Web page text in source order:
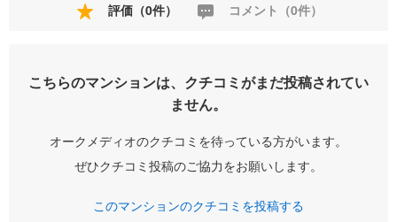
評価（0件） コメント（0件）
こちらのマンションは、クチコミがまだ投稿されてい
ません。
オークメディオのクチコミを待っている方がいます。
ぜひクチコミ投稿のご協力をお願いします。
このマンションのクチコミを投稿する